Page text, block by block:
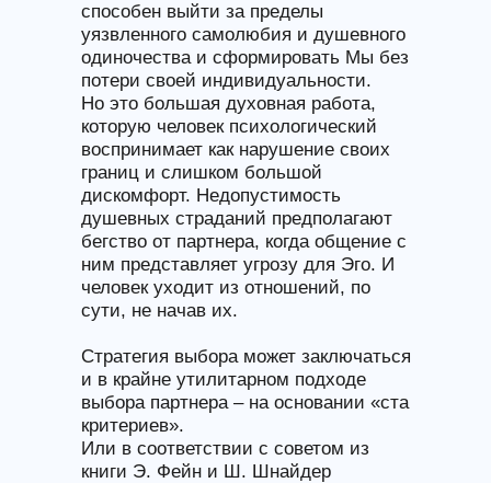
способен выйти за пределы
уязвленного самолюбия и душевного
одиночества и сформировать Мы без
потери своей индивидуальности.
Но это большая духовная работа,
которую человек психологический
воспринимает как нарушение своих
границ и слишком большой
дискомфорт. Недопустимость
душевных страданий предполагают
бегство от партнера, когда общение с
ним представляет угрозу для Эго. И
человек уходит из отношений, по
сути, не начав их.
Стратегия выбора может заключаться
и в крайне утилитарном подходе
выбора партнера – на основании «ста
критериев».
Или в соответствии с советом из
книги Э. Фейн и Ш. Шнайдер